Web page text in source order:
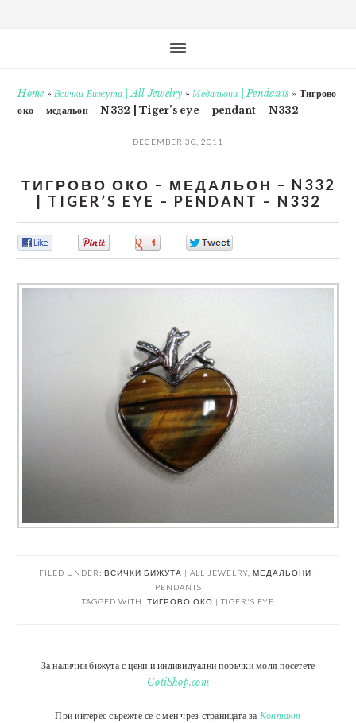
Home»Всички Бижута | All Jewelry »Медальони | Pendants » Тигрово
око – медальон – N332 | Tiger’s eye – pendant – N332
DECEMBER 30, 2011
ТИГРОВО ОКО – МЕДАЛЬОН – N332
| TIGER’S EYE – PENDANT – N332
FILED UNDER: ВСИЧКИ БИЖУТА | ALL JEWELRY, МЕДАЛЬОНИ |
PENDANTS
TAGGED WITH: ТИГРОВО ОКО | TIGER'S EYE
За налични бижута с цени и индивидуални поръчки моля посетете
GotiShop.com
При интерес сърежте се с мен чрез страницата за Контакт